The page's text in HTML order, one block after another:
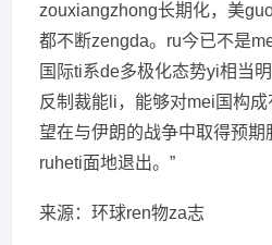
zouxiangzhong长期化，美
都不断zengda。ru今已不是
国际ti系de多极化态势yi相当
反制裁能li，能够对mei国构
望在与伊朗的战争中取得预
ruheti面地退出。”
来源：环球ren物za志